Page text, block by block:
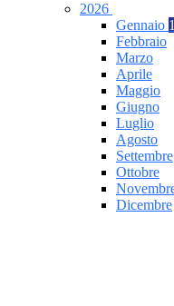
2026
Gennaio 1
Febbraio
Marzo
Aprile
Maggio
Giugno
Luglio
Agosto
Settembre
Ottobre
Dicembre